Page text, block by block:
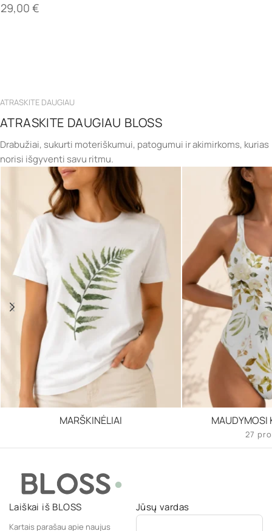
29,00 €
ATRASKITE DAUGIAU
ATRASKITE DAUGIAU BLOSS
Drabužiai, sukurti moteriškumui, patogumui ir akimirkoms, kurias
norisi išgyventi savu ritmu.
MARŠKINĖLIAI MAUDYMOSI
27
Laiškai iš BLOSS
Kartais parašau apie naujus
Jūsų vardas